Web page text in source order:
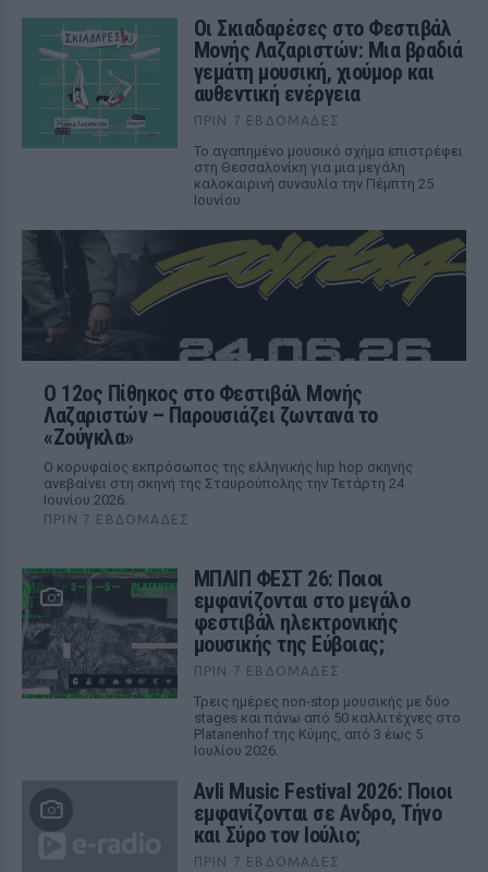
Οι Σκιαδαρέσες στο Φεστιβάλ
Μονής Λαζαριστών: Μια βραδιά
γεμάτη μουσική, χιούμορ και
αυθεντική ενέργεια
ΠΡΙΝ 7 ΕΒΔΟΜΆΔΕΣ
Το αγαπημένο μουσικό σχήμα επιστρέφει
στη Θεσσαλονίκη για μια μεγάλη
καλοκαιρινή συναυλία την Πέμπτη 25
Ιουνίου
Ο 12ος Πίθηκος στο Φεστιβάλ Μονής
Λαζαριστών – Παρουσιάζει ζωντανά το
«Ζούγκλα»
Ο κορυφαίος εκπρόσωπος της ελληνικής hip hop σκηνής
ανεβαίνει στη σκηνή της Σταυρούπολης την Τετάρτη 24
Ιουνίου 2026.
ΠΡΙΝ 7 ΕΒΔΟΜΆΔΕΣ
ΜΠΛΙΠ ΦΕΣΤ 26: Ποιοι
εμφανίζονται στο μεγάλο
φεστιβάλ ηλεκτρονικής
μουσικής της Εύβοιας;
ΠΡΙΝ 7 ΕΒΔΟΜΆΔΕΣ
Τρεις ημέρες non-stop μουσικής με δύο
stages και πάνω από 50 καλλιτέχνες στο
Platanenhof της Κύμης, από 3 έως 5
Ιουλίου 2026.
Avli Music Festival 2026: Ποιοι
εμφανίζονται σε Ανδρο, Τήνο
και Σύρο τον Ιούλιο;
ΠΡΙΝ 7 ΕΒΔΟΜΆΔΕΣ